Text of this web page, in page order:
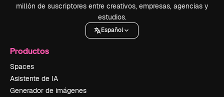
millón de suscriptores entre creativos, empresas, agencias y
estudios.
Español
Productos
Spaces
Asistente de IA
Generador de imágenes